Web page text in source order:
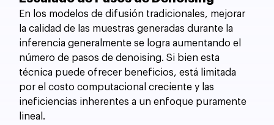
En los modelos de difusión tradicionales, mejorar
la calidad de las muestras generadas durante la
inferencia generalmente se logra aumentando el
número de pasos de denoising. Si bien esta
técnica puede ofrecer beneficios, está limitada
por el costo computacional creciente y las
ineficiencias inherentes a un enfoque puramente
lineal.